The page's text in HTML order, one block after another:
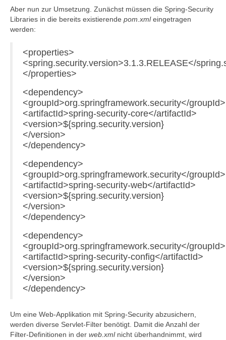
Aber nun zur Umsetzung. Zunächst müssen die Spring-Security
Libraries in die bereits existierende pom.xmleingetragen
werden:
<properties>
<spring.security.version>3.1.3.RELEASE</
</properties>
<dependency>
<groupId>org.springframework.security</groupId>
<artifactId>spring-security-core</artifactId>
<version>${spring.security.version}
</version>
</dependency>
<dependency>
<groupId>org.springframework.security</groupId>
<artifactId>spring-security-web</artifactId>
<version>${spring.security.version}
</version>
</dependency>
<dependency>
<groupId>org.springframework.security</groupId>
<artifactId>spring-security-config</artifactId>
<version>${spring.security.version}
</version>
</dependency>
Um eine Web-Applikation mit Spring-Security abzusichern,
werden diverse Servlet-Filter benötigt. Damit die Anzahl der
Filter-Definitionen in der web.xmlnicht überhandnimmt, wird